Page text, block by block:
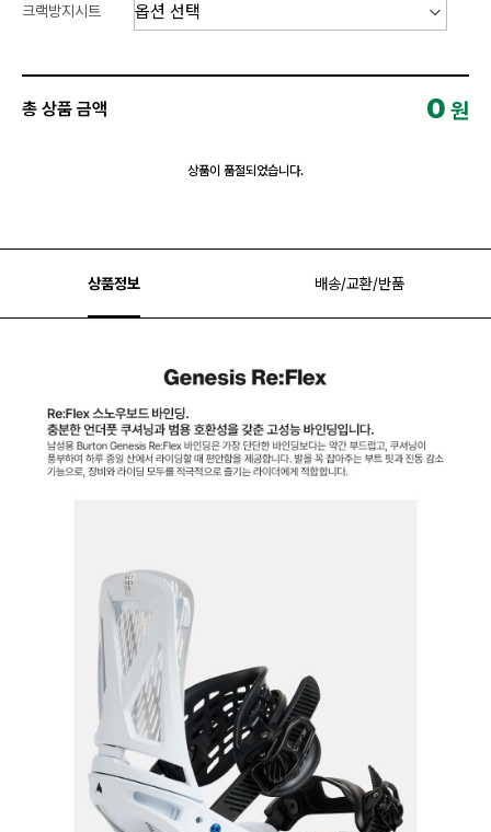
크랙방지시트
총 상품 금액 0 원
상품이 품절되었습니다.
상품정보 배송/교환/반품